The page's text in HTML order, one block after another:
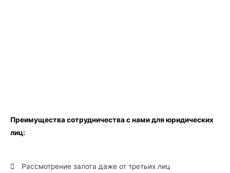
Преимущества сотрудничества с нами для юридических
лиц:
Рассмотрение залога даже от третьих лиц